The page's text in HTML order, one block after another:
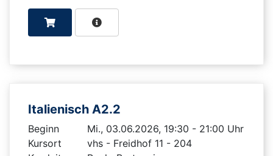
Italienisch A2.2
Beginn
Mi., 03.06.2026, 19:30 - 21:00 Uhr
Kursort
vhs - Freidhof 11 - 204